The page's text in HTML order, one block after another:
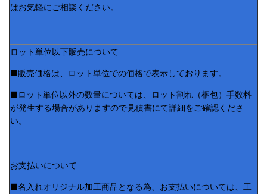
はお気軽にご相談ください。
ロット単位以下販売について
■販売価格は、ロット単位での価格で表示しております。
■ロット単位以外の数量については、ロット割れ（梱包）手数料
が発生する場合がありますので見積書にて詳細をご確認くださ
い。
お支払いについて
■名入れオリジナル加工商品となる為、お支払いについては、工